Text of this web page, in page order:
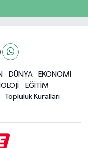
DÜNYA
EKONOMİ
EĞİTİM
Topluluk Kuralları